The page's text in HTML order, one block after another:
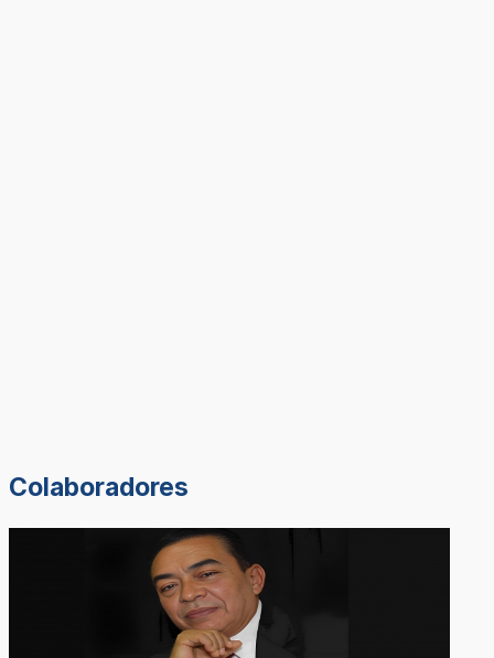
Colaboradores